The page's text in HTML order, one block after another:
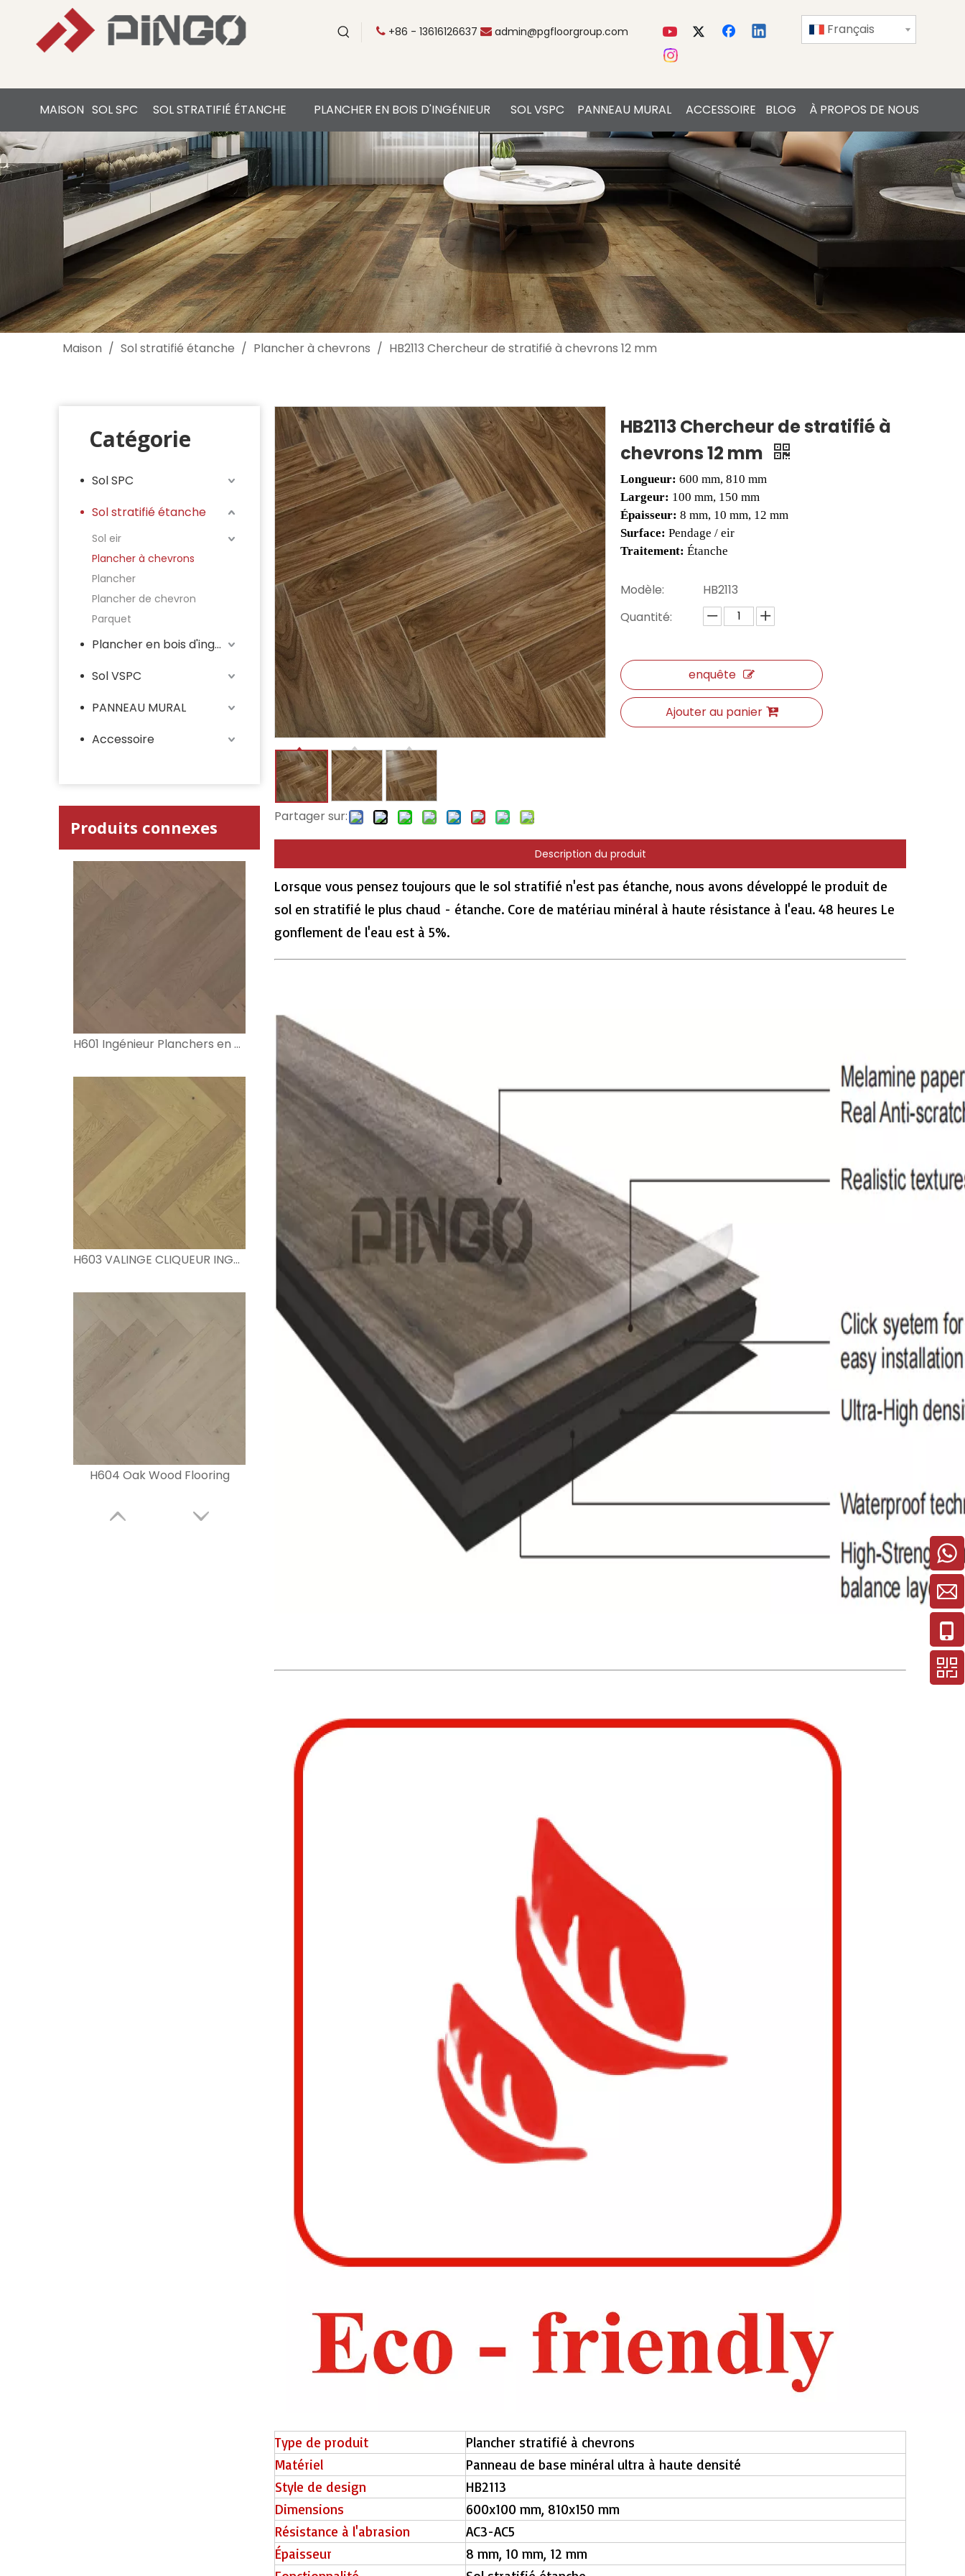
 +86 - 13616126637  admin@pgfloorgroup.com Français
MAISON SOL SPC SOL STRATIFIÉ ÉTANCHE PLANCHER EN BOIS D'INGÉNIEUR SOL VSPC PANNEAU MURAL ACCESSOIRE BLOG À PROPOS DE NOUS
Maison / Sol stratifié étanche / Plancher à chevrons / HB2113 Chercheur de stratifié à chevrons 12 mm
Catégorie
Sol SPC
Sol stratifié étanche
Sol eir
Plancher à chevrons
Plancher
Plancher de chevron
Parquet
Plancher en bois d'ingénieur
Sol VSPC
PANNEAU MURAL
Accessoire
Produits connexes
H601 Ingénieur Planchers en bois
H603 VALINGE CLIQUEUR INGÉNIER FOORD BOIS
H604 Oak Wood Flooring
Partager sur:
HB2113 Chercheur de stratifié à
chevrons 12 mm
Longueur: 600 mm, 810 mm
Largeur: 100 mm, 150 mm
Épaisseur: 8 mm, 10 mm, 12 mm
Surface: Pendage / eir
Traitement: Étanche
Modèle:
HB2113
Quantité:
enquête
Ajouter au panier
Description du produit
Lorsque vous pensez toujours que le sol stratifié n'est pas étanche, nous avons développé le produit de
sol en stratifié le plus chaud - étanche. Core de matériau minéral à haute résistance à l'eau. 48 heures Le
gonflement de l'eau est à 5%.
Type de produit
Plancher stratifié à chevrons
Matériel
Panneau de base minéral ultra à haute densité
Style de design
HB2113
Dimensions
600x100 mm, 810x150 mm
Résistance à l'abrasion
AC3-AC5
Épaisseur
8 mm, 10 mm, 12 mm